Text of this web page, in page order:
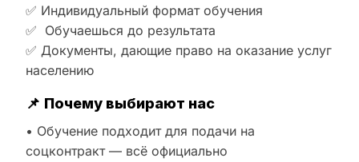
✅ Индивидуальный формат обучения
✅ Обучаешься до результата
✅ Документы, дающие право на оказание услуг
населению
📌 Почему выбирают нас
• Обучение подходит для подачи на
соцконтракт — всё официально